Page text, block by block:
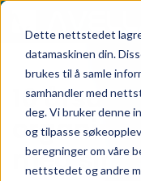
Dette nettstedet
datamaskinen din.
brukes til å samle
samhandler med
deg. Vi bruker denne
og tilpasse
beregninger om våre
nettstedet og andre
10
med sin